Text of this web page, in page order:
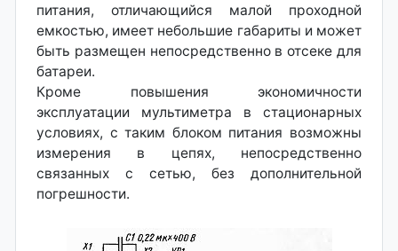
питания, отличающийся малой проходной
емкостью, имеет небольшие габариты и может
быть размещен непосредственно в отсеке для
батареи.
Кроме повышения экономичности
эксплуатации мультиметра в стационарных
условиях, с таким блоком питания возможны
измерения в цепях, непосредственно
связанных с сетью, без дополнительной
погрешности.